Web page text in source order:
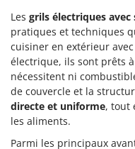
Piscines
Planteuses de
Plateaux de
Plumeuses
Pompes
Pompes de transfert
Pompes
G
G3 Ferrari
Gardena
Garofalo
GeoTech
GeoTech Pro
Gierre
Les grils électriques
pratiques et techniques
cuisiner en extérieur
électrique, ils sont prêts
nécessitent ni
de couvercle et la
directe et uniforme, tout
les aliments.
Parmi les principaux